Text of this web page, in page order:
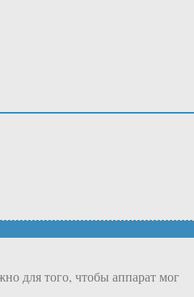
для того, чтобы аппарат мог